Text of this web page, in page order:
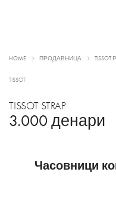
HOME ПРОДАВНИЦА
TISSOT
TISSOT STRAP
3.000 денари
Часовници